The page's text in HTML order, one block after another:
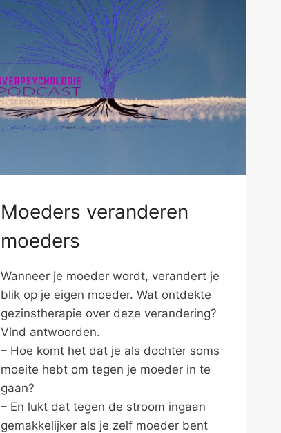
MEER
TE
MELDEN
Moeders veranderen
moeders
Wanneer je moeder wordt, verandert je
blik op je eigen moeder. Wat ontdekte
gezinstherapie over deze verandering?
Vind antwoorden.
– Hoe komt het dat je als dochter soms
moeite hebt om tegen je moeder in te
gaan?
– En lukt dat tegen de stroom ingaan
gemakkelijker als je zelf moeder bent